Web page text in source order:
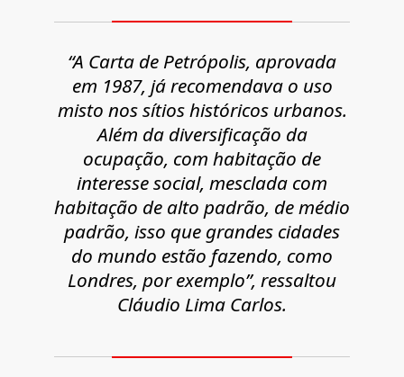
“A Carta de Petrópolis, aprovada
em 1987, já recomendava o uso
misto nos sítios históricos urbanos.
Além da diversificação da
ocupação, com habitação de
interesse social, mesclada com
habitação de alto padrão, de médio
padrão, isso que grandes cidades
do mundo estão fazendo, como
Londres, por exemplo”, ressaltou
Cláudio Lima Carlos.